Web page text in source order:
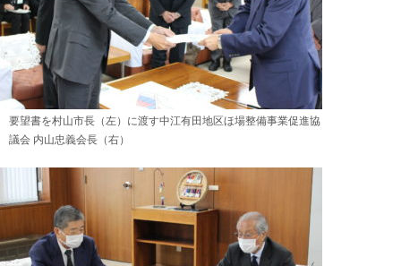
要望書を村山市長（左）に渡す中江有田地区ほ場整備事業促進協
議会 内山忠義会長（右）